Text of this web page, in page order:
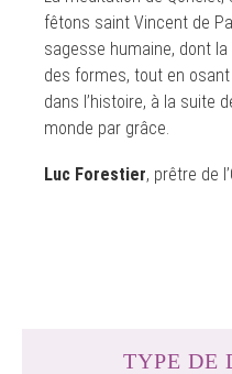
fêtons saint Vincent de
sagesse humaine, dont
des formes, tout en
dans l’histoire, à la suite
monde par grâce.
Luc Forestier, prêtre de
TYPE DE